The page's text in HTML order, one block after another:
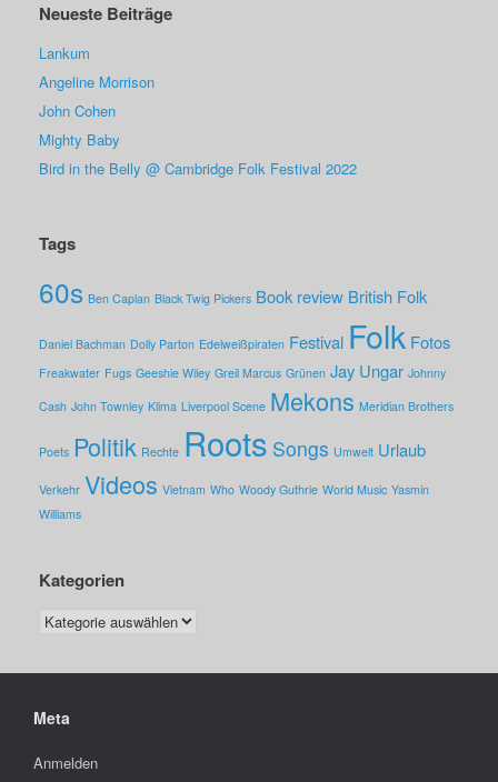
Neueste Beiträge
Lankum
Angeline Morrison
John Cohen
Mighty Baby
Bird in the Belly @ Cambridge Folk Festival 2022
Tags
60s Ben Caplan Black Twig Pickers Book review British Folk
Daniel Bachman Dolly Parton Edelweißpiraten Festival Folk Fotos
Freakwater Fugs Geeshie Wiley Greil Marcus Grünen Jay Ungar Johnny
Cash John Townley Klima Liverpool Scene Mekons Meridian Brothers
Poets Politik Rechte Roots Songs Umwelt Urlaub
Verkehr Videos Vietnam Who Woody Guthrie World Music Yasmin
Williams
Kategorien
Kategorien
Meta
Anmelden